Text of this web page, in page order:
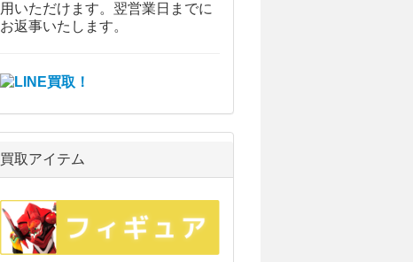
用いただけます。翌営業日までに
お返事いたします。
買取アイテム